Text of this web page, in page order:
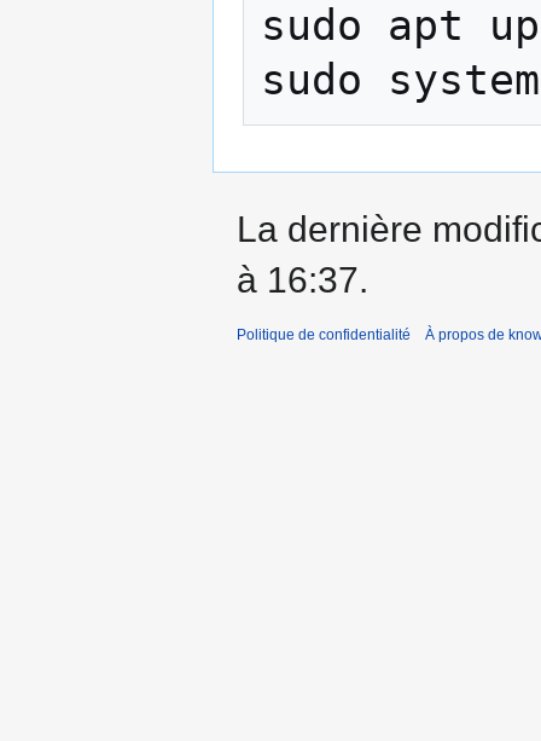
sudo
apt
sudo
La dernière
à 16:37.
Politique de confidentialité À propos de